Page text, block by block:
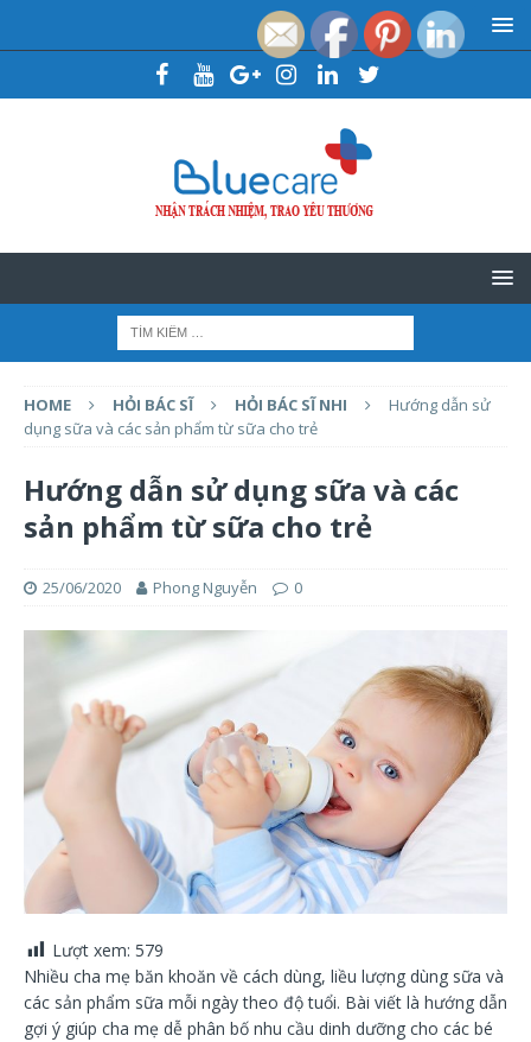
HOME HỎI BÁC SĨ HỎI BÁC SĨ NHI
Hướng dẫn sử
dụng sữa và các sản phẩm từ sữa cho trẻ
Hướng dẫn sử dụng sữa và các
sản phẩm từ sữa cho trẻ
25/06/2020 Phong Nguyễn 0
Lượt xem: 579
Nhiều cha mẹ băn khoăn về cách dùng, liều lượng dùng sữa và
các sản phẩm sữa mỗi ngày theo độ tuổi. Bài viết là hướng dẫn
gợi ý giúp cha mẹ dễ phân bố nhu cầu dinh dưỡng cho các bé